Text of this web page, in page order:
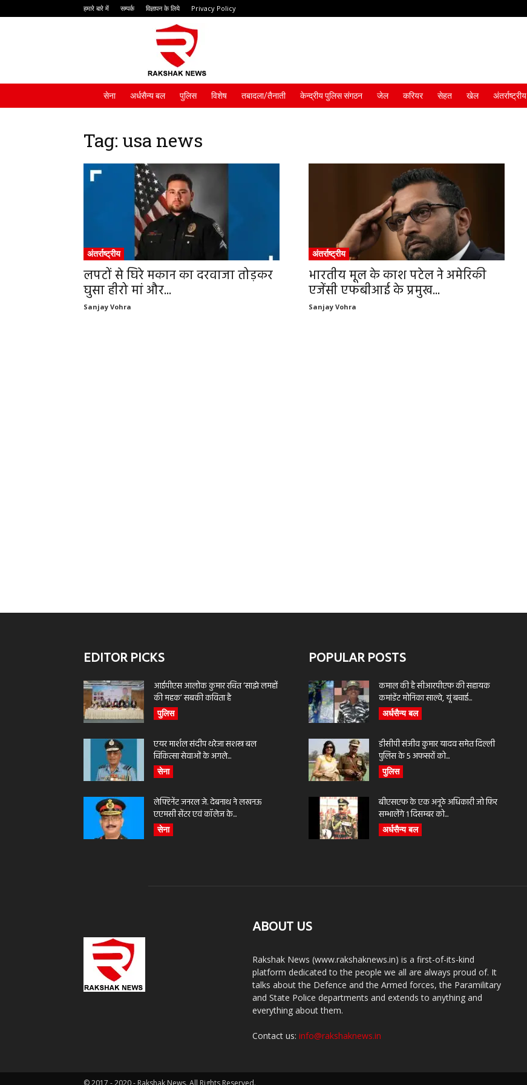
हमारे बारे में सम्पर्क विज्ञापन के लिये Privacy Policy
सेना अर्धसैन्य बल पुलिस विशेष तबादला/तैनाती केन्द्रीय पुलिस संगठन जेल करियर सेहत खेल अंतर्राष्ट्रीय
Tag: usa news
अंतर्राष्ट्रीय
लपटों से घिरे मकान का दरवाजा तोड़कर
घुसा हीरो मां और...
Sanjay Vohra
अंतर्राष्ट्रीय
भारतीय मूल के काश पटेल ने अमेरिकी
एजेंसी एफबीआई के प्रमुख...
Sanjay Vohra
EDITOR PICKS
आईपीएस आलोक कुमार रचित ‘साझे लमहों
की महक’ सबकी कविता है
पुलिस
एयर मार्शल संदीप थरेजा सशस्त्र बल
चिकित्सा सेवाओं के अगले...
सेना
लेफ्टिनेंट जनरल जे. देबनाथ ने लखनऊ
एएमसी सेंटर एवं कॉलेज के...
सेना
POPULAR POSTS
कमाल की है सीआरपीएफ की सहायक
कमांडेंट मोनिका साल्वे, यूं बचाई...
अर्धसैन्य बल
डीसीपी संजीव कुमार यादव समेत दिल्ली
पुलिस के 5 अफसरों को...
पुलिस
बीएसएफ के एक अनूठे अधिकारी जो फिर
सम्भालेंगे 1 दिसम्बर को...
अर्धसैन्य बल
ABOUT US
Rakshak News (www.rakshaknews.in) is a first-of-its-kind
platform dedicated to the people we all are always proud of. It
talks about the Defence and the Armed forces, the Paramilitary
and State Police departments and extends to anything and
everything about them.
Contact us: info@rakshaknews.in
© 2017 - 2020 - Rakshak News. All Rights Reserved.